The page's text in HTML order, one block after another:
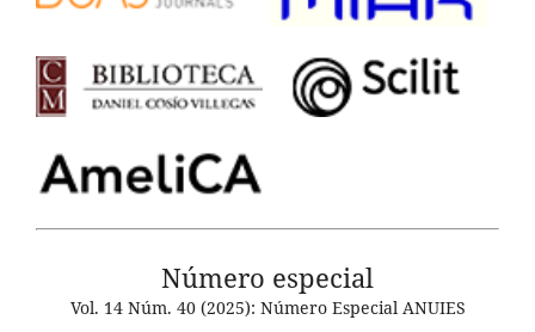
Número especial
Vol. 14 Núm. 40 (2025): Número Especial ANUIES